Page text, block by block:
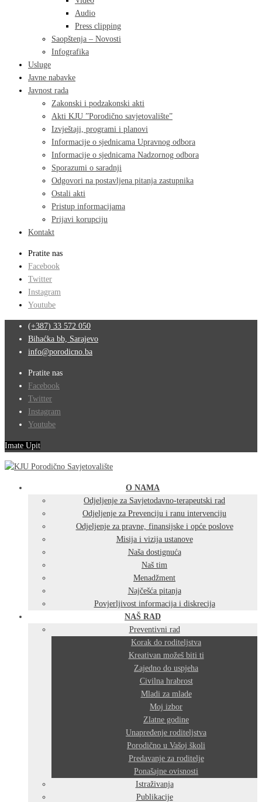
Audio
Press clipping
Saopštenja – Novosti
Infografika
Usluge
Javne nabavke
Javnost rada
Zakonski i podzakonski akti
Akti KJU ”Porodično savjetovalište”
Izvještaji, programi i planovi
Informacije o sjednicama Upravnog odbora
Informacije o sjednicama Nadzornog odbora
Sporazumi o saradnji
Odgovori na postavljena pitanja zastupnika
Ostali akti
Pristup informacijama
Prijavi korupciju
Kontakt
Pratite nas
Facebook
Twitter
Instagram
Youtube
(+387) 33 572 050
Bihaćka bb, Sarajevo
info@porodicno.ba
Pratite nas
Facebook
Twitter
Instagram
Youtube
Imate Upit
O NAMA
Odjeljenje za Savjetodavno-terapeutski rad
Odjeljenje za Prevenciju i ranu intervenciju
Odjeljenje za pravne, finansijske i opće poslove
Misija i vizija ustanove
Naša dostignuća
Naš tim
Menadžment
Najčešća pitanja
Povjerljivost informacija i diskrecija
NAŠ RAD
Preventivni rad
Korak do roditeljstva
Kreativan možeš biti ti
Zajedno do uspjeha
Civilna hrabrost
Mladi za mlade
Moj izbor
Zlatne godine
Unapređenje roditeljstva
Porodično u Vašoj školi
Predavanje za roditelje
Ponašajne ovisnosti
Istraživanja
Publikacije